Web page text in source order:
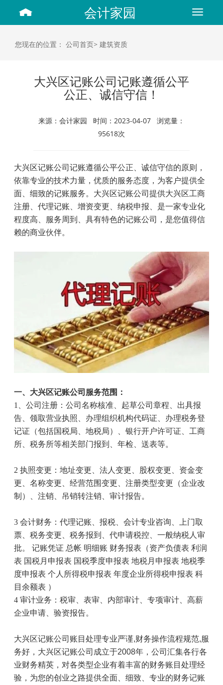
Toggle
会计家园
您现在的位置： 公司首页> 建筑资质
大兴区记账公司记账遵循公平
公正、诚信守信！
来源：会计家园 时间：2023-04-07 浏览量：
95618次
大兴区记账公司记账遵循公平公正、诚信守信的原则，
依靠专业的技术力量，优质的服务态度，为客户提供全
面、细致的记账服务。大兴区记账公司提供大兴区工商
注册、代理记账、增资变更、纳税申报、是一家专业化
程度高、服务周到、具有特色的记账公司，是您值得信
赖的商业伙伴。
一、大兴区记账公司服务范围：
1
、公司注册：公司名称核准、起草公司章程、出具报
告、领取营业执照、办理组织机构代码证、办理税务登
记证（包括国税局、地税局）、银行开户许可证、工商
所、税务所等相关部门报到、年检、送表等。
2 执照变更：地址变更、法人变更、股权变更、资金变
更、名称变更、经营范围变更、注册类型变更（企业改
制）、注销、吊销转注销、审计报告。
3 会计财务：代理记账、报税、会计专业咨询、上门取
票、税务变更、税务报到、代申请税控、一般纳税人审
批。 记账凭证 总帐 明细账 财务报表（资产负债表 利润
表 国税月申报表 国税季度申报表 地税月申报表 地税季
度申报表 个人所得税申报表 年度企业所得税申报表 科
目余额表 ）
4 审计业务：税审、表审、内部审计、专项审计、高薪
企业申请、验资报告。
大兴区记账公司 账目处理专业严谨,财务操作流程规范,服
务好， 大兴区记账公司 成立于2008年，公司汇集各行各
业财务精英，对各类型企业有着丰富的财务账目处理经
验，为您的创业之路提供全面、细致、专业的财务记账